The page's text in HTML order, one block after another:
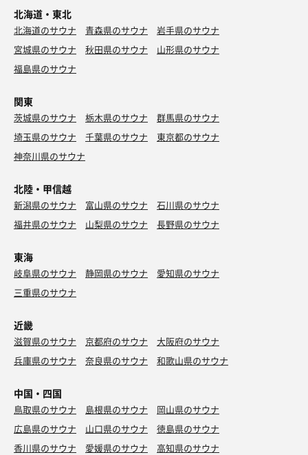
北海道・東北
北海道のサウナ 青森県のサウナ
岩手県のサウナ
宮城県のサウナ
秋田県のサウナ
山形県のサウナ
福島県のサウナ
関東
茨城県のサウナ 栃木県のサウナ
群馬県のサウナ
埼玉県のサウナ
千葉県のサウナ
東京都のサウナ
神奈川県のサウナ
北陸・甲信越
新潟県のサウナ 富山県のサウナ
石川県のサウナ
福井県のサウナ
山梨県のサウナ 長野県のサウナ
東海
岐阜県のサウナ 静岡県のサウナ
愛知県のサウナ
三重県のサウナ
近畿
滋賀県のサウナ 京都府のサウナ
大阪府のサウナ
兵庫県のサウナ
奈良県のサウナ 和歌山県のサウナ
中国・四国
鳥取県のサウナ 島根県のサウナ
岡山県のサウナ
広島県のサウナ
山口県のサウナ
徳島県のサウナ
香川県のサウナ
愛媛県のサウナ 高知県のサウナ